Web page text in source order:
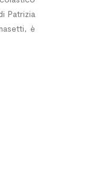
Patrizia
è